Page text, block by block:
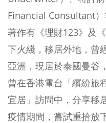
Financial Consultant
著作有《理財123》及
下火綫，移居外地，曾
亞洲，現居於泰國曼谷
曾在香港電台「繽紛旅
宜居」訪問中，分享移
疫情期間，嘗試重拾放